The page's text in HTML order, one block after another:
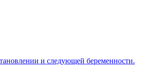
и следующей беременности.